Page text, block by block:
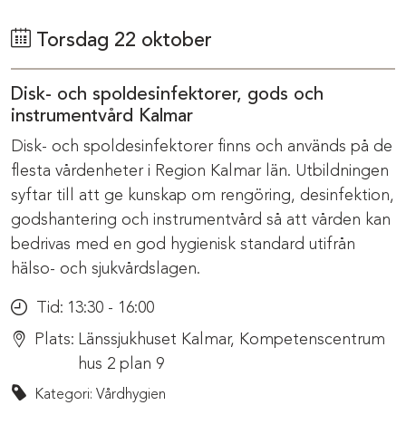
Torsdag 22 oktober
Disk- och spoldesinfektorer, gods och
instrumentvård Kalmar
Disk- och spoldesinfektorer finns och används på de
flesta vårdenheter i Region Kalmar län. Utbildningen
syftar till att ge kunskap om rengöring, desinfektion,
godshantering och instrumentvård så att vården kan
bedrivas med en god hygienisk standard utifrån
hälso- och sjukvårdslagen.
Tid: 13:30 - 16:00
Plats: Länssjukhuset Kalmar, Kompetenscentrum
hus 2 plan 9
Kategori: Vårdhygien